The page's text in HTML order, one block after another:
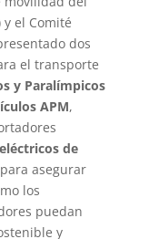
el Comité
dos
el transporte
y Paralímpicos
APM,
de
asegurar
los
puedan
y